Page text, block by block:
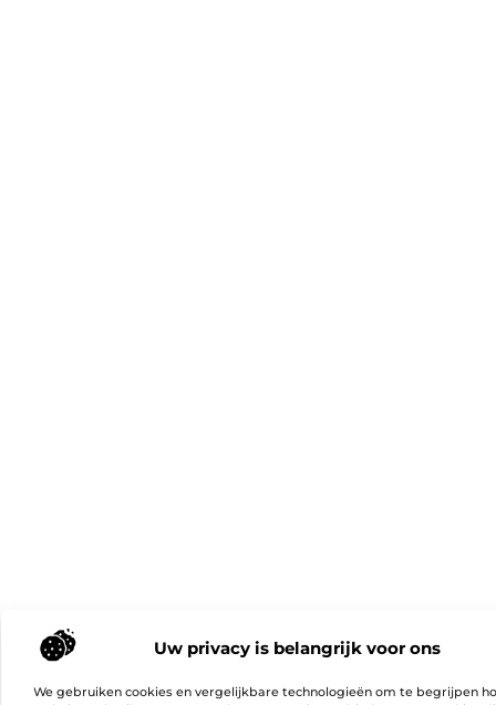
Uw privacy is belangrijk voor ons
We gebruiken cookies en vergelijkbare technologieën om te begrijpen